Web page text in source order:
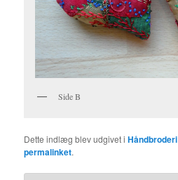
Side B
Dette indlæg blev udgivet iHåndbroderi
permalinket.